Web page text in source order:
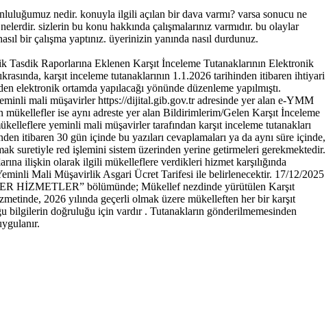
nedir. konuyla ilgili açılan bir dava varmı? varsa sonucu ne
sizlerin bu konu hakkında çalışmalarınız varmıdır. bu olaylar
bir çalışma yaptınız. üyerinizin yanında nasıl durdunuz.
Raporlarına Eklenen Karşıt İnceleme Tutanaklarının Elektronik
karşıt inceleme tutanaklarının 1.1.2026 tarihinden itibaren ihtiyari
ortamda yapılacağı yönünde düzenleme yapılmıştı.
mali müşavirler https://dijital.gib.gov.tr adresinde yer alan e-YMM
ise aynı adreste yer alan Bildirimlerim/Gelen Karşıt İnceleme
yeminli mali müşavirler tarafından karşıt inceleme tutanakları
itibaren 30 gün içinde bu yazıları cevaplamaları ya da aynı süre içinde,
suretiyle red işlemini sistem üzerinden yerine getirmeleri gerekmektedir.
ilişkin olarak ilgili mükelleflere verdikleri hizmet karşılığında
Mali Müşavirlik Asgari Ücret Tarifesi ile belirlenecektir. 17/12/2025
HİZMETLER” bölümünde; Mükellef nezdinde yürütülen Karşıt
2026 yılında geçerli olmak üzere mükelleften her bir karşıt
doğruluğu için vardır . Tutanakların gönderilmemesinden